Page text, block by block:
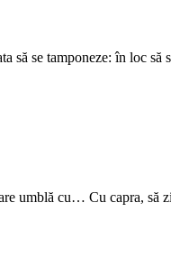
se tamponeze: în loc să
umblă cu… Cu capra, să